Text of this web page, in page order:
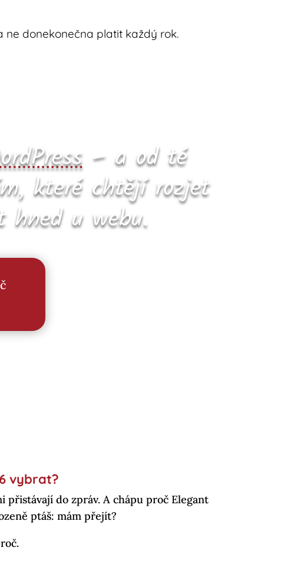
ne donekonečna platit každý rok.
– a od té
které chtějí rozjet
hned u webu.
vybrat?
přistávají do zpráv. A chápu proč Elegant
ptáš: mám přejít?